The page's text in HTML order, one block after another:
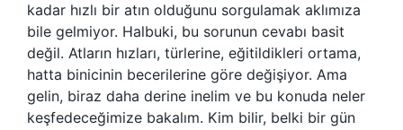
kadar hızlı bir atın olduğunu sorgulamak aklımıza
bile gelmiyor. Halbuki, bu sorunun cevabı basit
değil. Atların hızları, türlerine, eğitildikleri ortama,
hatta binicinin becerilerine göre değişiyor. Ama
gelin, biraz daha derine inelim ve bu konuda neler
keşfedeceğimize bakalım. Kim bilir, belki bir gün